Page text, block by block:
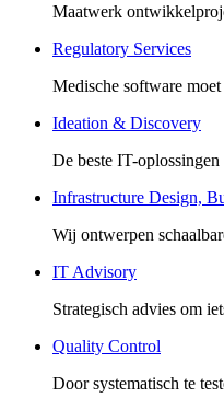
Maatwerk
Regulatory Services
Medische software
Ideation & Discovery
De beste IT-
Infrastructure Design,
Wij ontwerpen
IT Advisory
Strategisch advies om
Quality Control
Door systematisch te